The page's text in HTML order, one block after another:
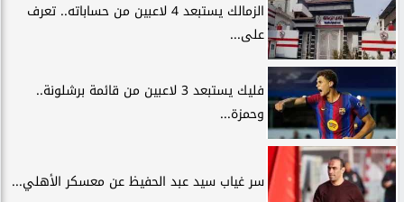
الزمالك يستبعد 4 لاعبين من حساباته.. تعرف
على...
فليك يستبعد 3 لاعبين من قائمة برشلونة..
وحمزة...
سر غياب سيد عبد الحفيظ عن معسكر الأهلي...